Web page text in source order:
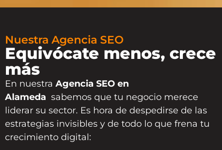
Nuestra Agencia SEO
Equivócate menos, crece
más
En nuestra Agencia SEO en
Alameda sabemos que tu negocio merece
liderar su sector. Es hora de despedirse de las
estrategias invisibles y de todo lo que frena tu
crecimiento digital: